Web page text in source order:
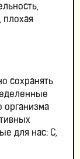
плохая
сохранять
организма
для нас: С,